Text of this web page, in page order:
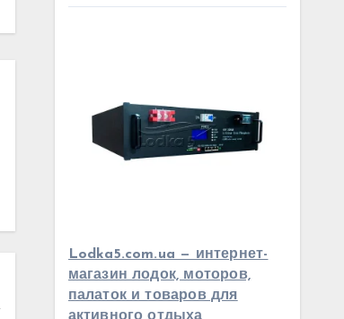
Lodka5.com.ua — интернет-
магазин лодок, моторов,
палаток и товаров для